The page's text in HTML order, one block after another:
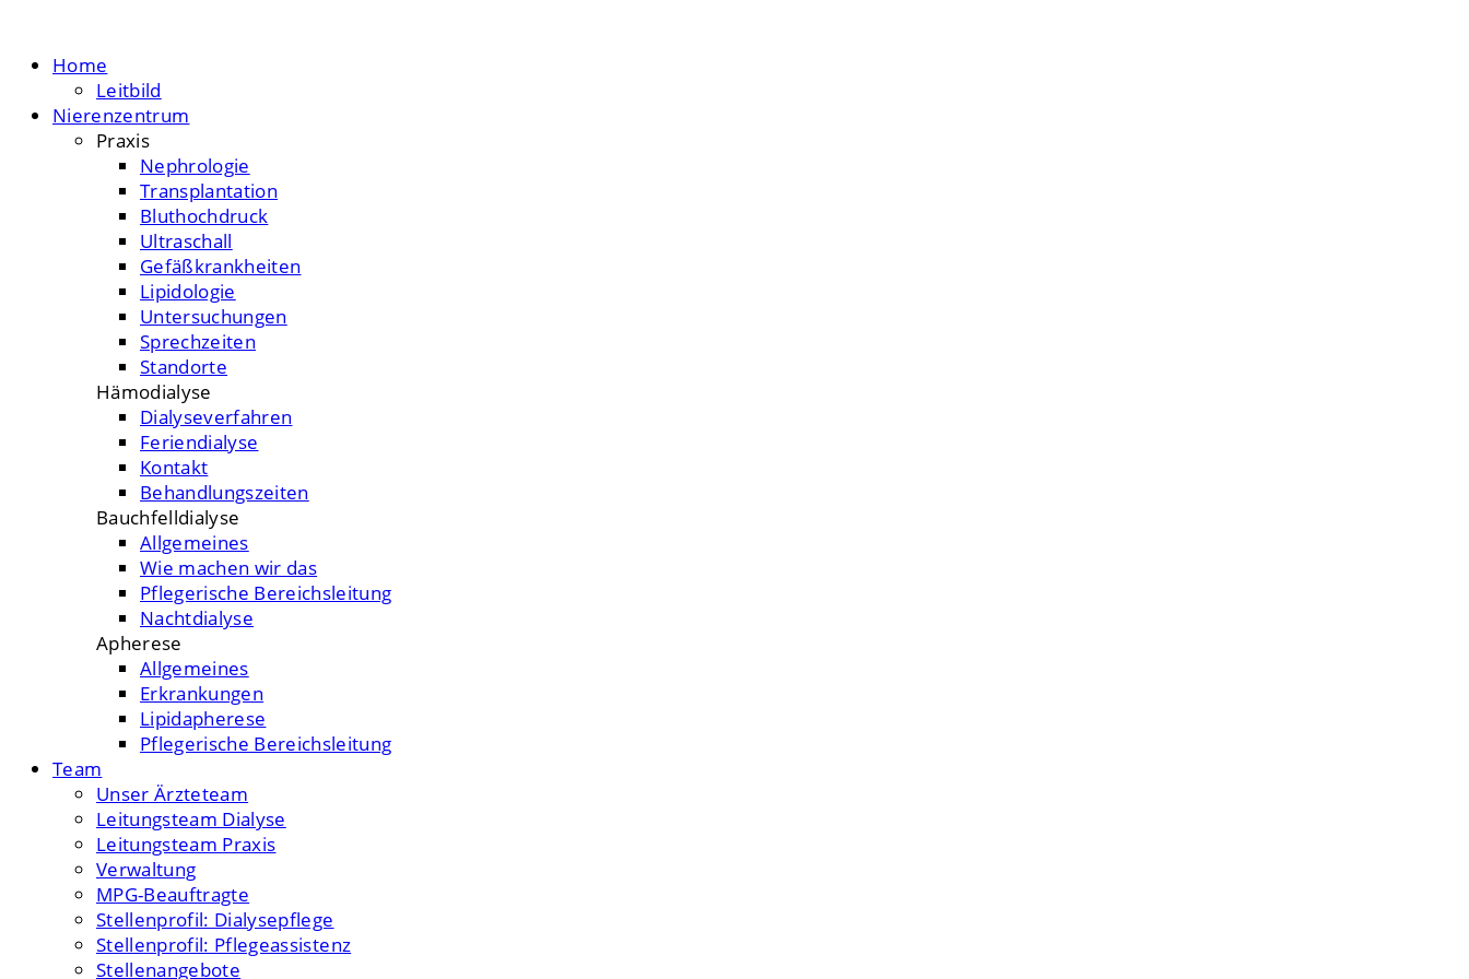
Home
Leitbild
Nierenzentrum
Praxis
Nephrologie
Transplantation
Bluthochdruck
Ultraschall
Gefäßkrankheiten
Lipidologie
Untersuchungen
Sprechzeiten
Standorte
Hämodialyse
Dialyseverfahren
Feriendialyse
Kontakt
Behandlungszeiten
Bauchfelldialyse
Allgemeines
Wie machen wir das
Pflegerische Bereichsleitung
Nachtdialyse
Apherese
Allgemeines
Erkrankungen
Lipidapherese
Pflegerische Bereichsleitung
Team
Unser Ärzteteam
Leitungsteam Dialyse
Leitungsteam Praxis
Verwaltung
MPG-Beauftragte
Stellenprofil: Dialysepflege
Stellenprofil: Pflegeassistenz
Stellenangebote